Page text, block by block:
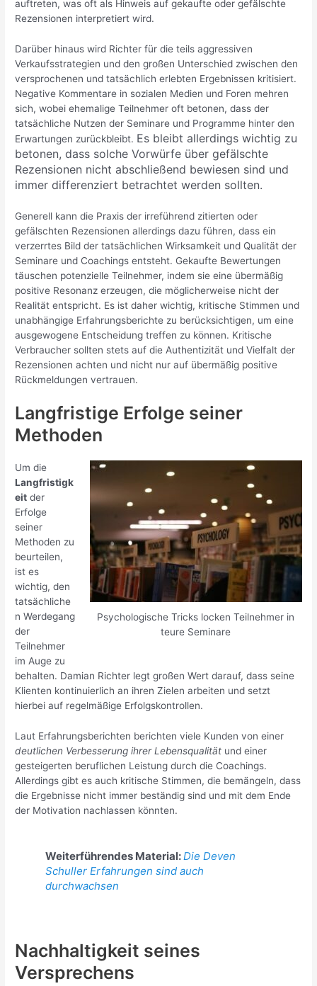
auftreten, was oft als Hinweis auf gekaufte oder gefälschte
Rezensionen interpretiert wird.
Darüber hinaus wird Richter für die teils aggressiven
Verkaufsstrategien und den großen Unterschied zwischen den
versprochenen und tatsächlich erlebten Ergebnissen kritisiert.
Negative Kommentare in sozialen Medien und Foren mehren
sich, wobei ehemalige Teilnehmer oft betonen, dass der
tatsächliche Nutzen der Seminare und Programme hinter den
Erwartungen zurückbleibt​. Es bleibt allerdings wichtig zu
betonen, dass solche Vorwürfe über gefälschte
Rezensionen nicht abschließend bewiesen sind und
immer differenziert betrachtet werden sollten.
Generell kann die Praxis der irreführend zitierten oder
gefälschten Rezensionen allerdings dazu führen, dass ein
verzerrtes Bild der tatsächlichen Wirksamkeit und Qualität der
Seminare und Coachings entsteht. Gekaufte Bewertungen
täuschen potenzielle Teilnehmer, indem sie eine übermäßig
positive Resonanz erzeugen, die möglicherweise nicht der
Realität entspricht. Es ist daher wichtig, kritische Stimmen und
unabhängige Erfahrungsberichte zu berücksichtigen, um eine
ausgewogene Entscheidung treffen zu können. Kritische
Verbraucher sollten stets auf die Authentizität und Vielfalt der
Rezensionen achten und nicht nur auf übermäßig positive
Rückmeldungen vertrauen.
Langfristige Erfolge seiner
Methoden
Psychologische Tricks locken Teilnehmer in
teure Seminare
Um die
Langfristigk
eit der
Erfolge
seiner
Methoden zu
beurteilen,
ist es
wichtig, den
tatsächliche
n Werdegang
der
Teilnehmer
im Auge zu
behalten. Damian Richter legt großen Wert darauf, dass seine
Klienten kontinuierlich an ihren Zielen arbeiten und setzt
hierbei auf regelmäßige Erfolgskontrollen.
Laut Erfahrungsberichten berichten viele Kunden von einer
deutlichen Verbesserung ihrer Lebensqualität und einer
gesteigerten beruflichen Leistung durch die Coachings.
Allerdings gibt es auch kritische Stimmen, die bemängeln, dass
die Ergebnisse nicht immer beständig sind und mit dem Ende
der Motivation nachlassen könnten.
Weiterführendes Material:Die Deven
Schuller Erfahrungen sind auch
durchwachsen
Nachhaltigkeit seines
Versprechens